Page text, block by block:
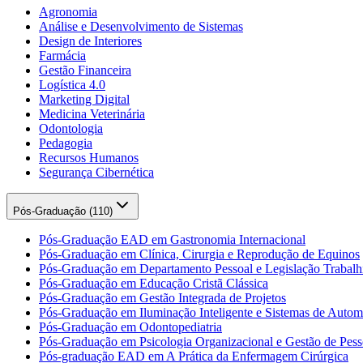
Agronomia
Análise e Desenvolvimento de Sistemas
Design de Interiores
Farmácia
Gestão Financeira
Logística 4.0
Marketing Digital
Medicina Veterinária
Odontologia
Pedagogia
Recursos Humanos
Segurança Cibernética
Pós-Graduação (110)
Pós-Graduação EAD em Gastronomia Internacional
Pós-Graduação em Clínica, Cirurgia e Reprodução de Equinos
Pós-Graduação em Departamento Pessoal e Legislação
Pós-Graduação em Educação Cristã Clássica
Pós-Graduação em Gestão Integrada de Projetos
Pós-Graduação em Iluminação Inteligente e Sistemas de
Pós-Graduação em Odontopediatria
Pós-Graduação em Psicologia Organizacional e Gestão de
Pós-graduação EAD em A Prática da Enfermagem Cirúrgica